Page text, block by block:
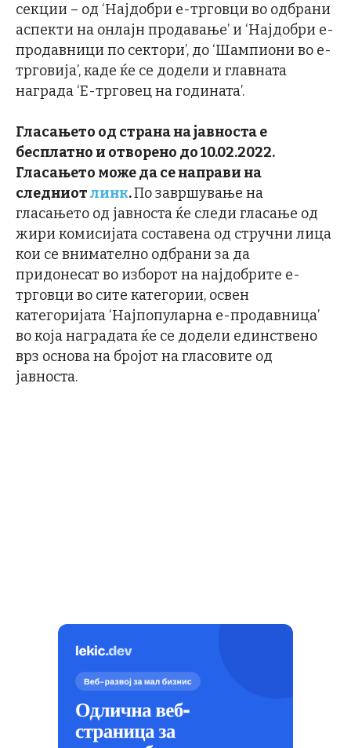
секции – од ‘Најдобри е-трговци во одбрани
аспекти на онлајн продавање’ и ‘Најдобри е-
продавници по сектори’, до ‘Шампиони во е-
трговија’, каде ќе се додели и главната
награда ‘Е-трговец на годината’.
Гласањето од страна на јавноста е
бесплатно и отворено до 10.02.2022.
Гласањето може да се направи на
следниотлинк.По завршување на
гласањето од јавноста ќе следи гласање од
жири комисијата составена од стручни лица
кои се внимателно одбрани за да
придонесат во изборот на најдобрите е-
трговци во сите категории, освен
категоријата ‘Најпопуларна е-продавница’
во која наградата ќе се додели единствено
врз основа на бројот на гласовите од
јавноста.